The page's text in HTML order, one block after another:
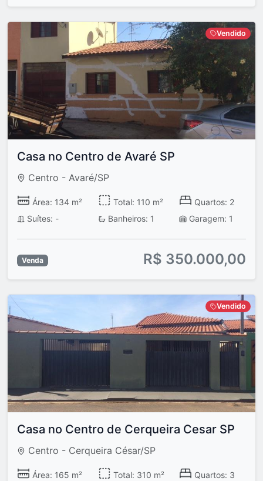
Vendido
Casa no Centro de Avaré SP
Centro - Avaré/SP
Área: 134 m² Total: 110 m²
Quartos: 2
Suítes: -
Banheiros: 1 Garagem: 1
Venda R$ 350.000,00
Vendido
Casa no Centro de Cerqueira Cesar SP
Centro - Cerqueira César/SP
Área: 165 m² Total: 310 m²
Quartos: 3